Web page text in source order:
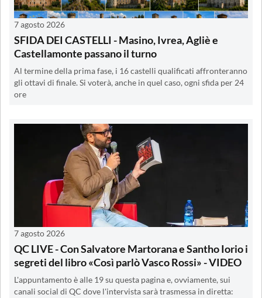
7 agosto 2026
SFIDA DEI CASTELLI - Masino, Ivrea, Agliè e
Castellamonte passano il turno
Al termine della prima fase, i 16 castelli qualificati affronteranno
gli ottavi di finale. Si voterà, anche in quel caso, ogni sfida per 24
ore
7 agosto 2026
QC LIVE - Con Salvatore Martorana e Santho Iorio i
segreti del libro «Così parlò Vasco Rossi» - VIDEO
L'appuntamento è alle 19 su questa pagina e, ovviamente, sui
canali social di QC dove l'intervista sarà trasmessa in diretta: